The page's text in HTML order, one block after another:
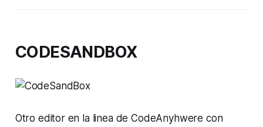
CODESANDBOX
Otro editor en la linea de CodeAnyhwere con